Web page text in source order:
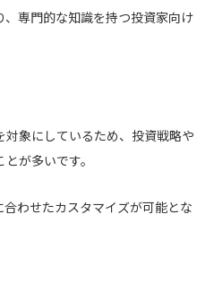
専門的な知識を持つ投資家向け
象にしているため、投資戦略や
が多いです。
わせたカスタマイズが可能とな